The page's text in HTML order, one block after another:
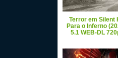
Terror em Silent
Para o Inferno
5.1 WEB-DL